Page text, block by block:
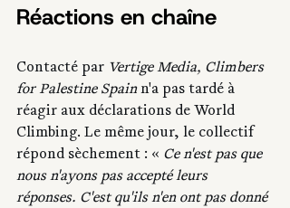
Réactions en chaîne
Contacté par Vertige Media, Climbers
for Palestine Spain n'a pas tardé à
réagir aux déclarations de World
Climbing. Le même jour, le collectif
répond sèchement : « Ce n'est pas que
nous n'ayons pas accepté leurs
réponses. C'est qu'ils n'en ont pas donné